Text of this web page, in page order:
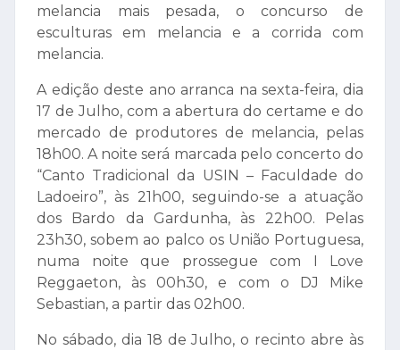
melancia mais pesada, o concurso de
esculturas em melancia e a corrida com
melancia.
A edição deste ano arranca nasexta-feira, dia
17 de Julho, com a abertura do certame e do
mercado de produtores de melancia, pelas
18h00. A noite será marcada pelo concerto do
“Canto Tradicional da USIN – Faculdade do
Ladoeiro”, às 21h00, seguindo-se a atuação
dos Bardo da Gardunha, às 22h00. Pelas
23h30, sobem ao palco os União Portuguesa,
numa noite que prossegue com I Love
Reggaeton, às 00h30, e com o DJ Mike
Sebastian, a partir das 02h00.
No sábado, dia 18 de Julho, o recinto abre às